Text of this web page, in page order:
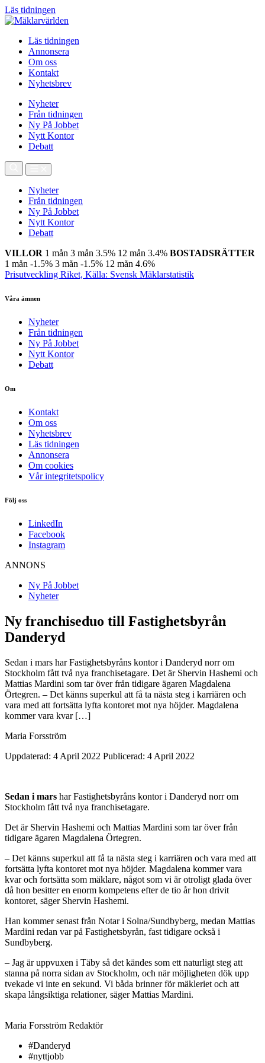
Läs tidningen
Läs tidningen
Annonsera
Om oss
Kontakt
Nyhetsbrev
Nyheter
Från tidningen
Ny På Jobbet
Nytt Kontor
Debatt
Nyheter
Från tidningen
Ny På Jobbet
Nytt Kontor
Debatt
VILLOR 1 mån 3 mån 3.5% 12 mån 3.4% BOSTADSRÄTTER
1 mån -1.5% 3 mån -1.5% 12 mån 4.6%
Prisutveckling Riket, Källa: Svensk Mäklarstatistik
Våra ämnen
Nyheter
Från tidningen
Ny På Jobbet
Nytt Kontor
Debatt
Om
Kontakt
Om oss
Nyhetsbrev
Läs tidningen
Annonsera
Om cookies
Vår integritetspolicy
Följ oss
LinkedIn
Facebook
Instagram
ANNONS
Ny På Jobbet
Nyheter
Ny franchiseduo till Fastighetsbyrån
Danderyd
Sedan i mars har Fastighetsbyråns kontor i Danderyd norr om
Stockholm fått två nya franchisetagare. Det är Shervin Hashemi och
Mattias Mardini som tar över från tidigare ägaren Magdalena
Örtegren. – Det känns superkul att få ta nästa steg i karriären och
vara med att fortsätta lyfta kontoret mot nya höjder. Magdalena
kommer vara kvar […]
Maria Forsström
Uppdaterad: 4 April 2022 Publicerad: 4 April 2022
Sedan i mars har Fastighetsbyråns kontor i Danderyd norr om
Stockholm fått två nya franchisetagare.
Det är Shervin Hashemi och Mattias Mardini som tar över från
tidigare ägaren Magdalena Örtegren.
– Det känns superkul att få ta nästa steg i karriären och vara med att
fortsätta lyfta kontoret mot nya höjder. Magdalena kommer vara
kvar och fortsätta som mäklare, något som vi är otroligt glada över
då hon besitter en enorm kompetens efter de tio år hon drivit
kontoret, säger Shervin Hashemi.
Han kommer senast från Notar i Solna/Sundbyberg, medan Mattias
Mardini redan var på Fastighetsbyrån, fast tidigare också i
Sundbyberg.
– Jag är uppvuxen i Täby så det kändes som ett naturligt steg att
stanna på norra sidan av Stockholm, och när möjligheten dök upp
tvekade vi inte en sekund. Vi båda brinner för mäkleriet och att
skapa långsiktiga relationer, säger Mattias Mardini.
Maria Forsström Redaktör
#Danderyd
#nyttjobb